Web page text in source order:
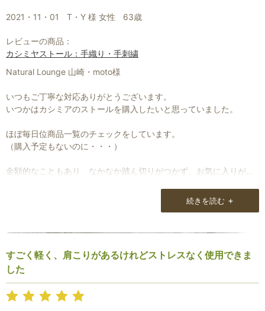
何より暖かくて・・・。
室内に入ったらひざ掛け。
春秋は巻いたり脱いだりして気温調整します。
夏場はシルクジャカードが冷房の効いた処で活躍してくれます。
孫が車内で眠ってしまった時は、おくるみ代わり（勿体ないですけ
ど）
無地の寂しげな服しか持っていませんが、ストールで変化がつけら
れ豪華になるし、本当に助かっています。
以上、貴店で購入された皆様のコメントとほぼ同じ内容ですみませ
2021・11・01 T・Y 様 女性 63歳
レビューの商品：
カシミヤストール：手織り・手刺繍
Natural Lounge 山崎・moto様
いつもご丁寧な対応ありがとうございます。
いつかはカシミアのストールを購入したいと思っていました。
ほぼ毎日位商品一覧のチェックをしています。
（購入予定もないのに・・・）
金額的なこともあり、なかなか踏ん切りがつかず、お気に入りが
今回購入のきっかけは、解説を加えたブログを読み、この商品がリ
多分解説がなければ購入していなかったと思います。
気に入りました。
実はまだ商品は届いていますが、開封はしておりません。
プレゼントにするか、私が使うのかまだ決めかねております。
続きを読む +
すごく軽く、肩こりがあるけれどストレスなく使用できま
した